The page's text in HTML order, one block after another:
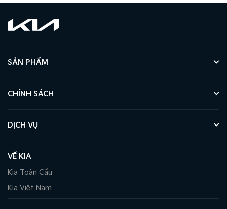
SẢN PHẨM
CHÍNH SÁCH
DỊCH VỤ
VỀ KIA
Kia Toàn Cầu
Kia Việt Nam